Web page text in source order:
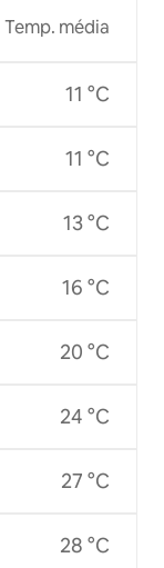
Temp. média
11 °C
11 °C
13 °C
16 °C
20 °C
24 °C
27 °C
28 °C